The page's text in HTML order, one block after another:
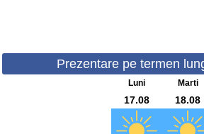
Prezentare pe termen
Luni Marti
17.08 18.08